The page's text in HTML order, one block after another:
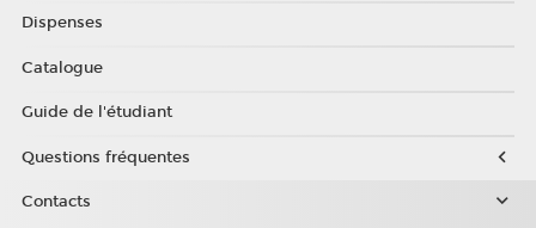
Dispenses
Catalogue
Guide de l'étudiant
Questions fréquentes
Contacts